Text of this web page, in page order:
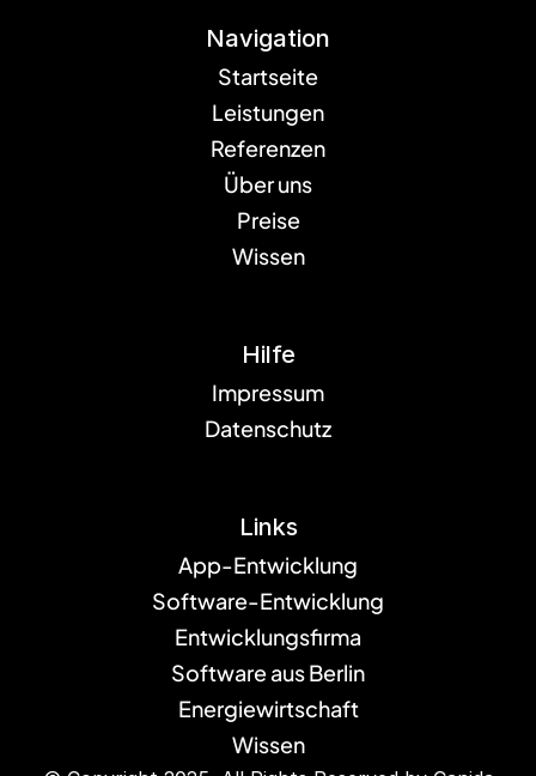
Navigation
Startseite
Leistungen
Referenzen
Über uns
Preise
Wissen
Hilfe
Impressum
Datenschutz
Links
App-Entwicklung
Software-Entwicklung
Entwicklungsfirma
Software aus Berlin
Energiewirtschaft
Wissen